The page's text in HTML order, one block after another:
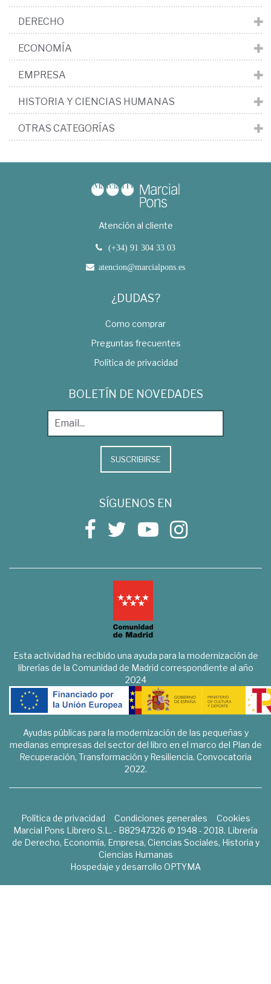
DERECHO
ECONOMÍA
EMPRESA
HISTORIA Y CIENCIAS HUMANAS
OTRAS CATEGORÍAS
Atención al cliente
(+34) 91 304 33 03
atencion@marcialpons.es
¿DUDAS?
Como comprar
Preguntas frecuentes
Política de privacidad
BOLETÍN DE NOVEDADES
SUSCRIBIRSE
SÍGUENOS EN
Esta actividad ha recibido una ayuda para la modernización de
librerías de la Comunidad de Madrid correspondiente al año
2024
Ayudas públicas para la modernización de las pequeñas y
medianas empresas del sector del libro en el marco del Plan de
Recuperación, Transformación y Resiliencia. Convocatoria
2022.
Política de privacidad Condiciones generales
Cookies
Marcial Pons Librero S.L. - B82947326 © 1948 - 2018. Librería
de Derecho, Economía, Empresa, Ciencias Sociales, Historia y
Ciencias Humanas
Hospedaje y desarrollo OPTYMA